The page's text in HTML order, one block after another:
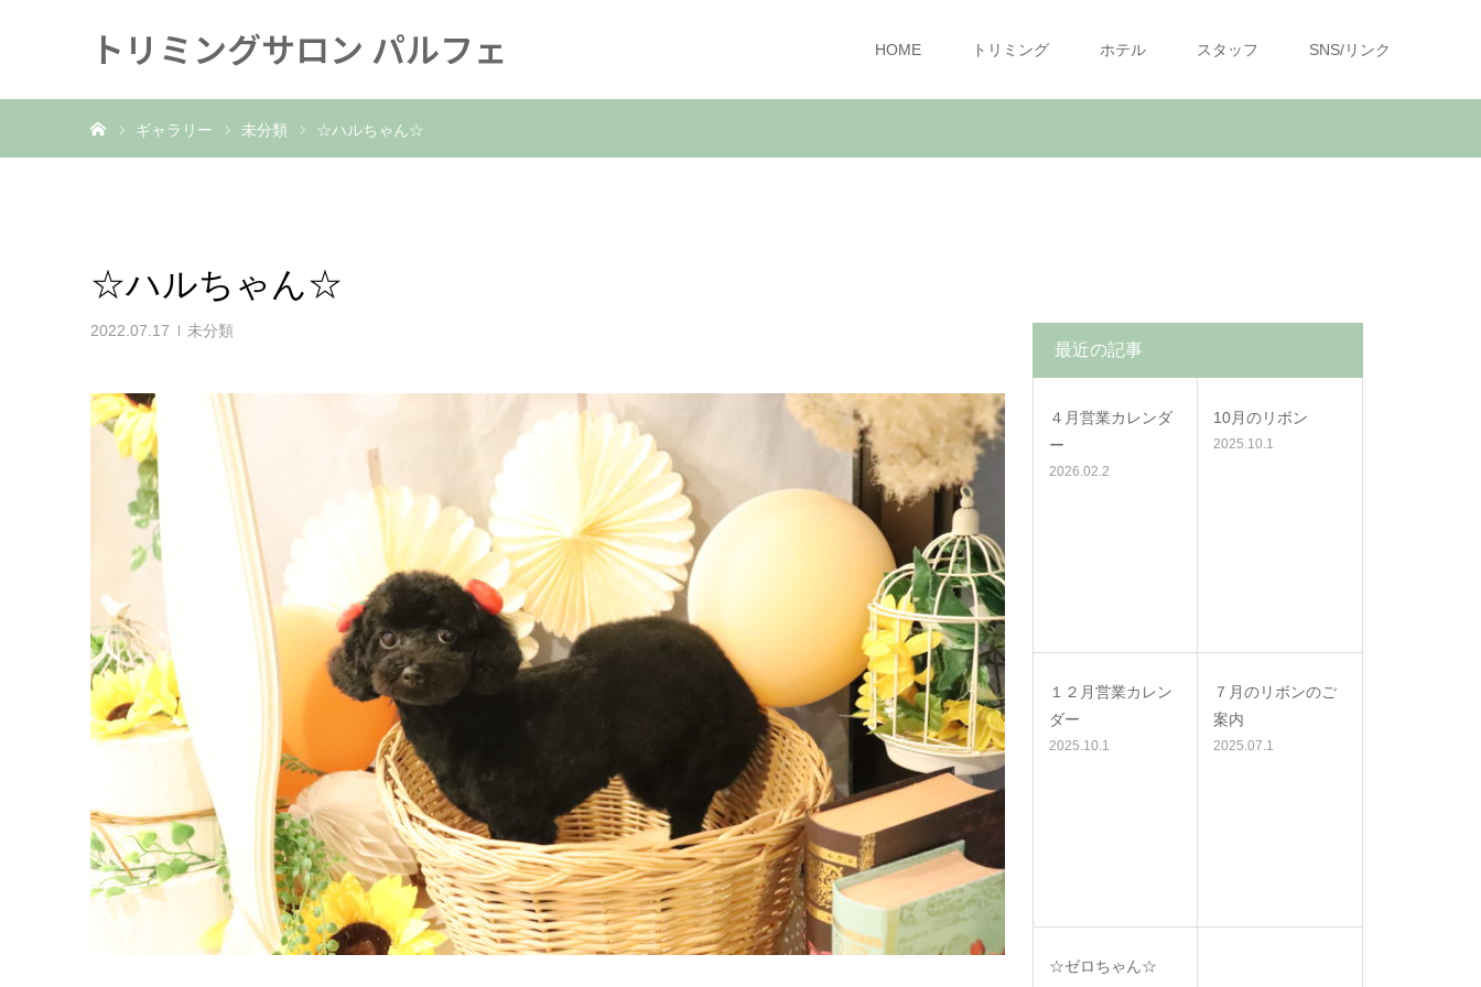
トリミングサロン パルフェ HOME トリミング ホテル スタッフ SNS/リンク
ギャラリー 未分類 ☆ハルちゃん☆
☆ハルちゃん☆
2022.07.17 未分類
最近の記事
４月営業カレンダ
ー
2026.02.2
10月のリボン
2025.10.1
１２月営業カレン
ダー
2025.10.1
７月のリボンのご
案内
2025.07.1
☆ゼロちゃん☆